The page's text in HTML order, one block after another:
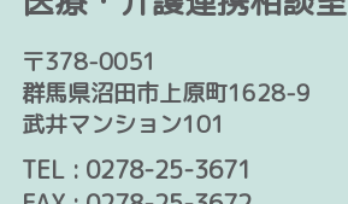
〒378-0051
群馬県沼田市上原町1628-9
武井マンション101
TEL : 0278-25-3671